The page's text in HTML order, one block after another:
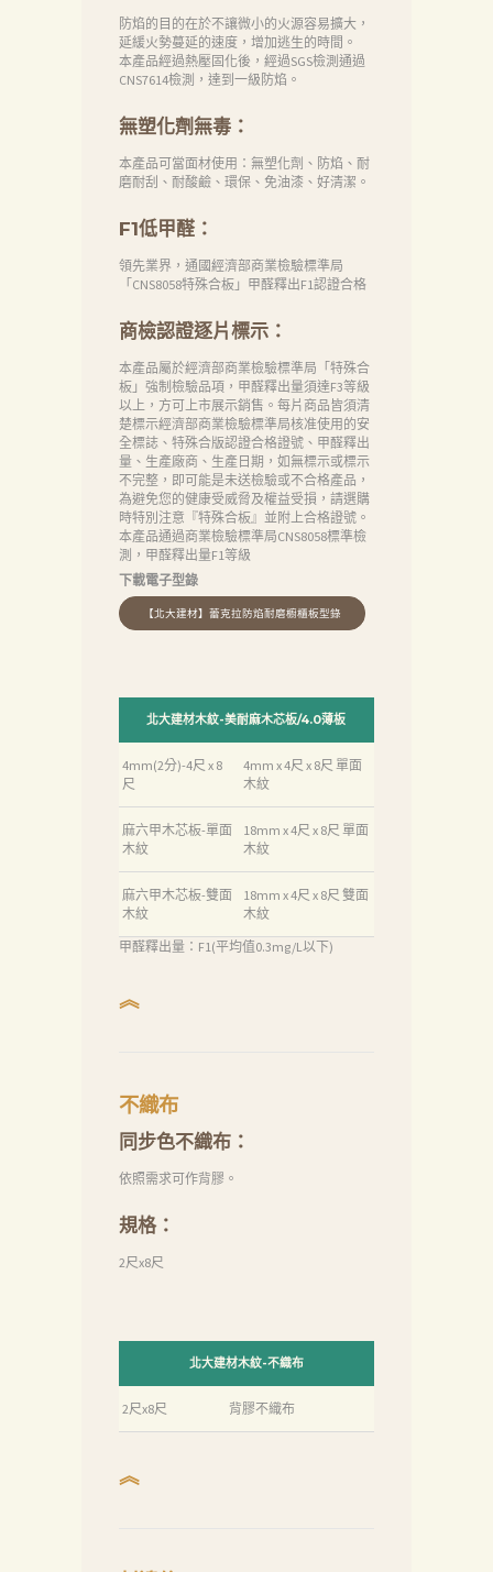
防焰的目的在於不讓微小的火源容易擴大，
延緩火勢蔓延的速度，增加逃生的時間。
本產品經過熱壓固化後，經過SGS檢測通過
CNS7614檢測，達到一級防焰。
無塑化劑無毒：
本產品可當面材使用：無塑化劑、防焰、耐
磨耐刮、耐酸鹼、環保、免油漆、好清潔。
F1低甲醛：
領先業界，通國經濟部商業檢驗標準局
「CNS8058特殊合板」甲醛釋出F1認證合格
商檢認證逐片標示：
本產品屬於經濟部商業檢驗標準局「特殊合
板」強制檢驗品項，甲醛釋出量須達F3等級
以上，方可上市展示銷售。每片商品皆須清
楚標示經濟部商業檢驗標準局核准使用的安
全標誌、特殊合版認證合格證號、甲醛釋出
量、生產廠商、生產日期，如無標示或標示
不完整，即可能是未送檢驗或不合格產品，
為避免您的健康受威脅及權益受損，請選購
時特別注意『特殊合板』並附上合格證號。
本產品通過商業檢驗標準局CNS8058標準檢
測，甲醛釋出量F1等級
下載電子型錄
北大建材木紋-美耐麻木芯板/4.0薄板
4mm(2分)-4尺 x 8
尺
4mm x 4尺 x 8尺 單面
木紋
麻六甲木芯板-單面
木紋
18mm x 4尺 x 8尺 單面
木紋
麻六甲木芯板-雙面
木紋
18mm x 4尺 x 8尺 雙面
木紋
甲醛釋出量：F1(平均值0.3mg/L以下)
︽
不織布
同步色不織布：
依照需求可作背膠。
規格：
2尺x8尺
北大建材木紋-不織布
2尺x8尺 背膠不織布
︽